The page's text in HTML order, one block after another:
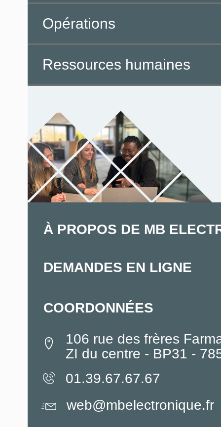
Opérations
Ressources humaines
À PROPOS DE MB
DEMANDES EN LIGNE
COORDONNÉES
106 rue des frères
ZI du centre - BP31 -
01.39.67.67.67
web@mbelectronique.fr